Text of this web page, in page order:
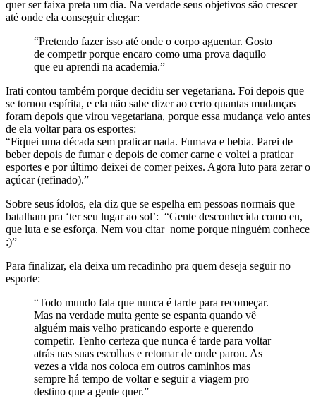
quer ser faixa preta um dia. Na verdade seus objetivos são crescer
até onde ela conseguir chegar:
“Pretendo fazer isso até onde o corpo aguentar. Gosto
de competir porque encaro como uma prova daquilo
que eu aprendi na academia.”
Irati contou também porque decidiu ser vegetariana. Foi depois que
se tornou espírita, e ela não sabe dizer ao certo quantas mudanças
foram depois que virou vegetariana, porque essa mudança veio antes
de ela voltar para os esportes:
“Fiquei uma década sem praticar nada. Fumava e bebia. Parei de
beber depois de fumar e depois de comer carne e voltei a praticar
esportes e por último deixei de comer peixes. Agora luto para zerar o
açúcar (refinado).”
Sobre seus ídolos, ela diz que se espelha em pessoas normais que
batalham pra ‘ter seu lugar ao sol’: “Gente desconhecida como eu,
que luta e se esforça. Nem vou citar nome porque ninguém conhece
:)”
Para finalizar, ela deixa um recadinho pra quem deseja seguir no
esporte:
“Todo mundo fala que nunca é tarde para recomeçar.
Mas na verdade muita gente se espanta quando vê
alguém mais velho praticando esporte e querendo
competir. Tenho certeza que nunca é tarde para voltar
atrás nas suas escolhas e retomar de onde parou. As
vezes a vida nos coloca em outros caminhos mas
sempre há tempo de voltar e seguir a viagem pro
destino que a gente quer.”